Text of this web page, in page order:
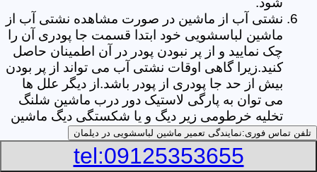
نشتی آب از ماشین در صورت مشاهده نشتی آب از
ماشین لباسشویی خود ابتدا قسمت جا پودری آن را
چک نمایید و از پر نبودن پودر در آن اطمینان حاصل
کنید.زیرا گاهی اوقات نشتی آب می تواند از پر بودن
بیش از حد جا پودری از پودر باشد.از دیگر علل ها
می توان به پارگی لاستیک دور درب ماشین شلنگ
تخلیه خرطومی زیر دیگ و یا شکستگی دیگ ماشین
های لباسشویی اشاره کرد.
خشک نکردن لباس ها یکی از بیشترین علل های
خشک نکردن لباس ها توسط ماشین های
تلفن تماس فوری:نمایندگی تعمیر ماشین لباسشویی در دیلمان
tel:09125353655